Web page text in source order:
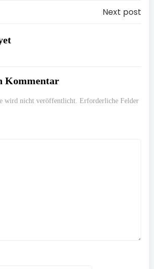
Next post
Kommentar
wird nicht veröffentlicht. Erforderliche Felder